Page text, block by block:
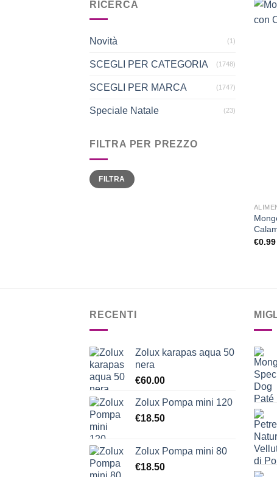
RICERCA
Novità (1)
SCEGLI PER CATEGORIA (1748)
SCEGLI PER MARCA (1747)
Speciale Natale (23)
FILTRA PER PREZZO
Prezzo
Min
Prezzo
MaxFILTRA
€0.99
RECENTI
Zolux karapas aqua 50
nera
€60.00
Zolux Pompa mini 120
€18.50
Zolux Pompa mini 80
€18.50